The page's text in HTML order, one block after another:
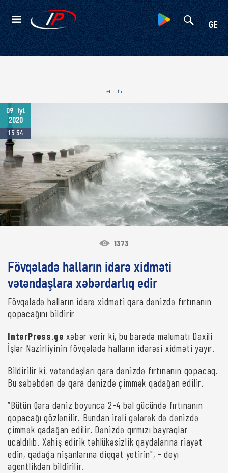
GE
Kateqoriyalar
Ətraflı
09
Iyl
2020
15:54
1373
Fövqəladə halların idarə xidməti
vətəndaşlara xəbərdarlıq edir
Fövqəladə halların idarə xidməti qara dənizdə fırtınanın
qopacağını bildirir
InterPress.ge xəbər verir ki, bu barədə məlumatı Daxili
İşlər Nazirliyinin fövqəladə halların idarəsi xidməti yayır.
Bildirilir ki, vətəndaşları qara dənizdə fırtınanın qopacaq.
Bu səbəbdən də qara dənizdə çimmək qadağan edilir.
“Bütün Qara dəniz boyunca 2-4 bal gücündə fırtınanın
qopacağı gözlənilir. Bundan irəli gələrək də dənizdə
çimmək qadağan edilir. Dənizdə qırmızı bayraqlar
ucaldılıb. Xahiş edirik təhlükəsizlik qaydalarına riayət
edin, qadağa nişanlarına diqqət yetirin", - deyı
agentlikdən bildirilir.